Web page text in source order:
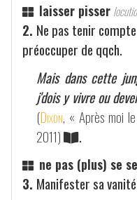
laisser pisser
2. Ne pas tenir
préoccuper de qqch.
Mais dans cette
j'dois y vivre ou
(Dixon, « Après moi
2011)
.
ne pas (plus) se
3. Manifester sa